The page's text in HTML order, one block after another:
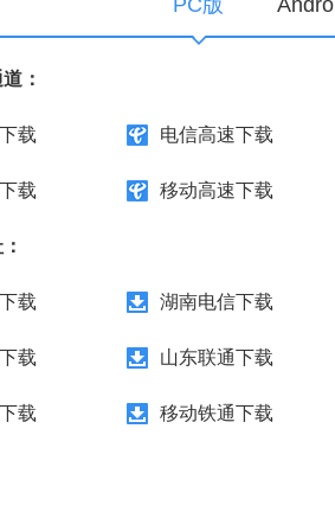
：
载 电信高速下载
载 移动高速下载
载 湖南电信下载
载 山东联通下载
载 移动铁通下载